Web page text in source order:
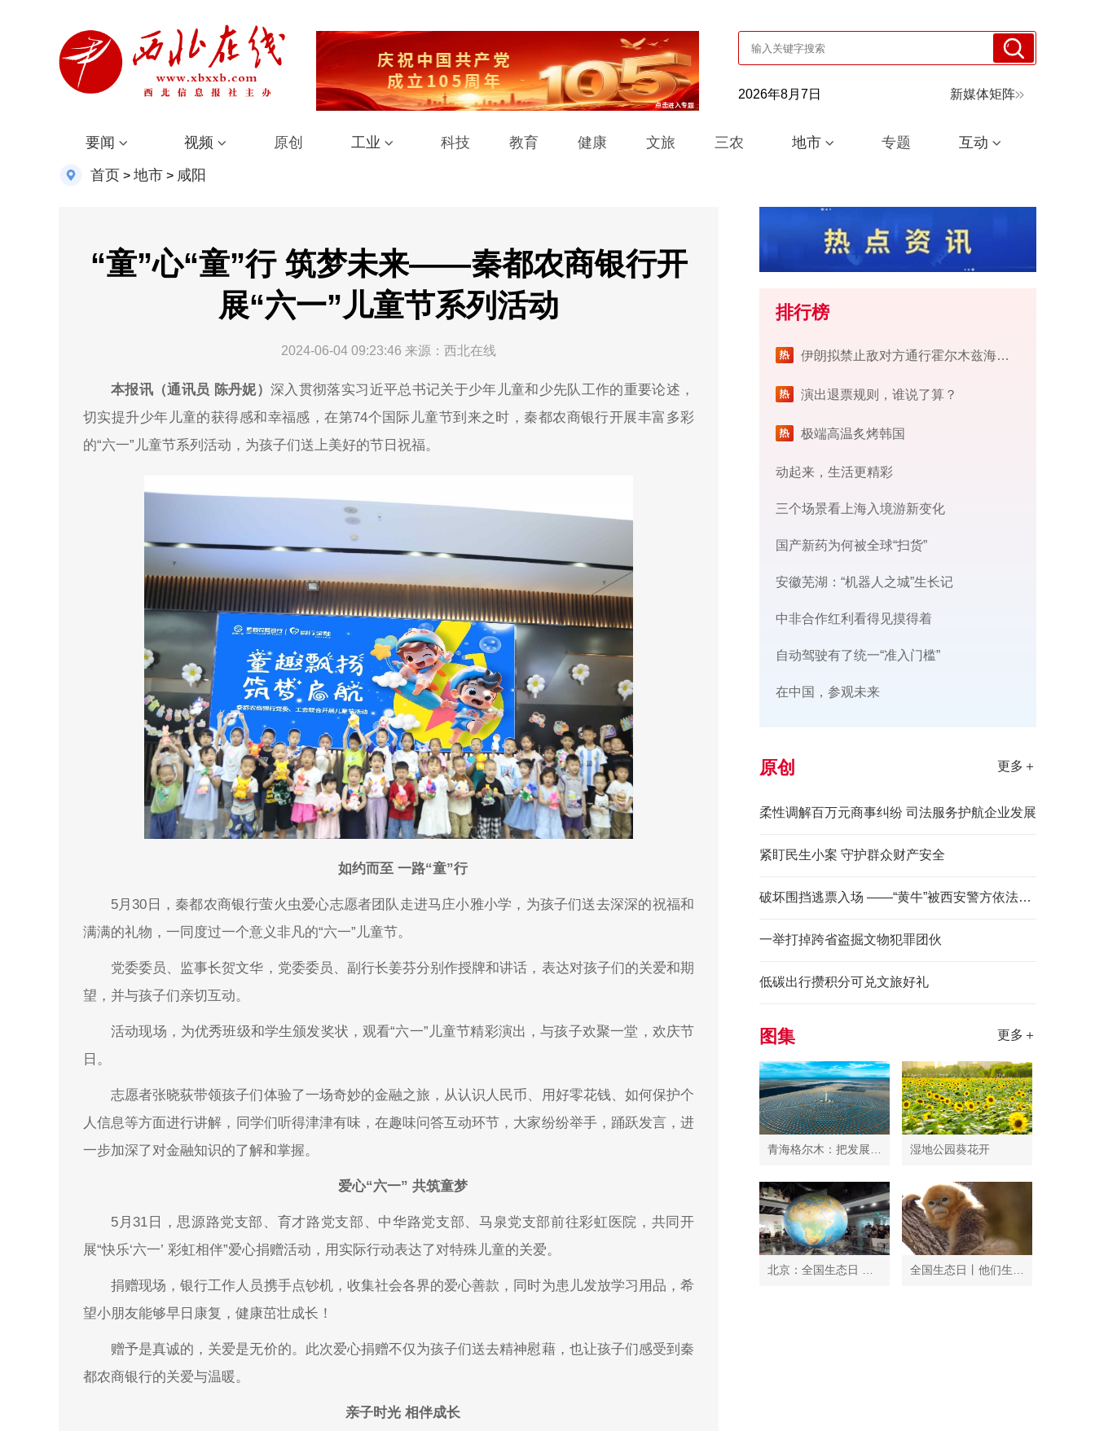
2026年8月7日 新媒体矩阵
要闻 视频 原创 工业 科技 教育 健康 文旅 三农 地市 专题 互动
首页 > 地市 > 咸阳
“童”心“童”行 筑梦未来——秦都农商银行开
展“六一”儿童节系列活动
2024-06-04 09:23:46 来源：西北在线
本报讯（通讯员 陈丹妮）深入贯彻落实习近平总书记关于少年儿童和少先队工作的重要论述，
切实提升少年儿童的获得感和幸福感，在第74个国际儿童节到来之时，秦都农商银行开展丰富多彩
的“六一”儿童节系列活动，为孩子们送上美好的节日祝福。
如约而至 一路“童”行
5月30日，秦都农商银行萤火虫爱心志愿者团队走进马庄小雅小学，为孩子们送去深深的祝福和
满满的礼物，一同度过一个意义非凡的“六一”儿童节。
党委委员、监事长贺文华，党委委员、副行长姜芬分别作授牌和讲话，表达对孩子们的关爱和期
望，并与孩子们亲切互动。
活动现场，为优秀班级和学生颁发奖状，观看“六一”儿童节精彩演出，与孩子欢聚一堂，欢庆节
日。
志愿者张晓荻带领孩子们体验了一场奇妙的金融之旅，从认识人民币、用好零花钱、如何保护个
人信息等方面进行讲解，同学们听得津津有味，在趣味问答互动环节，大家纷纷举手，踊跃发言，进
一步加深了对金融知识的了解和掌握。
爱心“六一” 共筑童梦
5月31日，思源路党支部、育才路党支部、中华路党支部、马泉党支部前往彩虹医院，共同开
展“快乐‘六一’ 彩虹相伴”爱心捐赠活动，用实际行动表达了对特殊儿童的关爱。
捐赠现场，银行工作人员携手点钞机，收集社会各界的爱心善款，同时为患儿发放学习用品，希
望小朋友能够早日康复，健康茁壮成长！
赠予是真诚的，关爱是无价的。此次爱心捐赠不仅为孩子们送去精神慰藉，也让孩子们感受到秦
都农商银行的关爱与温暖。
亲子时光 相伴成长
排行榜
伊朗拟禁止敌对方通行霍尔木兹海峡 对违规者重罚
演出退票规则，谁说了算？
极端高温炙烤韩国
动起来，生活更精彩
三个场景看上海入境游新变化
国产新药为何被全球“扫货”
安徽芜湖：“机器人之城”生长记
中非合作红利看得见摸得着
自动驾驶有了统一“准入门槛”
在中国，参观未来
原创 更多＋
柔性调解百万元商事纠纷 司法服务护航企业发展
紧盯民生小案 守护群众财产安全
破坏围挡逃票入场 ——“黄牛”被西安警方依法拘留
一举打掉跨省盗掘文物犯罪团伙
低碳出行攒积分可兑文旅好礼
图集 更多＋
湿地公园葵花开